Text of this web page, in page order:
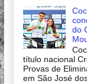
do
título nacional
Provas de
em São José